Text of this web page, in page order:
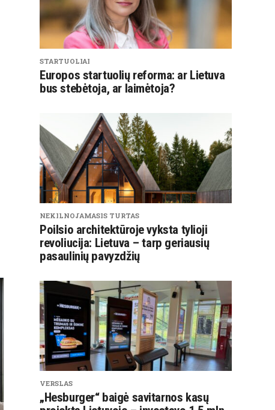
STARTUOLIAI
Europos startuolių reforma: ar Lietuva
bus stebėtoja, ar laimėtoja?
NEKILNOJAMASIS TURTAS
Poilsio architektūroje vyksta tylioji
revoliucija: Lietuva – tarp geriausių
pasaulinių pavyzdžių
VERSLAS
„Hesburger“ baigė savitarnos kasų